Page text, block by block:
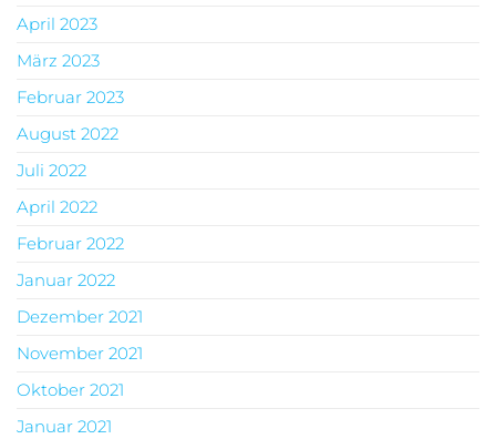
April 2023
März 2023
Februar 2023
August 2022
Juli 2022
April 2022
Februar 2022
Januar 2022
Dezember 2021
November 2021
Oktober 2021
Januar 2021